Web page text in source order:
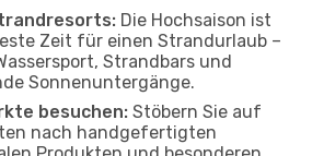
Die Hochsaison ist
Zeit für einen Strandurlaub –
Strandbars und
Sonnenuntergänge.
besuchen: Stöbern Sie auf
nach handgefertigten